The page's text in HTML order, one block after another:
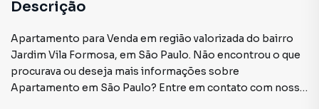
Descrição
Apartamento para Venda em região valorizada do bairro
Jardim Vila Formosa, em São Paulo. Não encontrou o que
procurava ou deseja mais informações sobre
Apartamento em São Paulo? Entre em contato com nossa